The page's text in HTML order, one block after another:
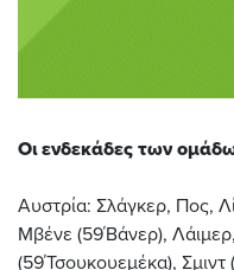
Οι ενδεκάδες των
Αυστρία: Σλάγκερ, Πος,
Μβένε (59΄Βάνερ),
(59΄Τσουκουεμέκα), Σμιντ